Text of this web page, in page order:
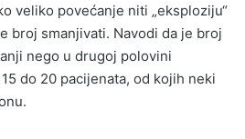
veliko povećanje niti „eksploziju“
broj smanjivati. Navodi da je broj
nego u drugoj polovini
do 20 pacijenata, od kojih neki